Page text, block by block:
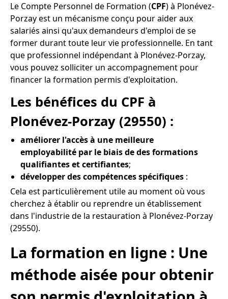
Le Compte Personnel de Formation (CPF) à Plonévez-
Porzay est un mécanisme conçu pour aider aux
salariés ainsi qu'aux demandeurs d'emploi de se
former durant toute leur vie professionnelle. En tant
que professionnel indépendant à Plonévez-Porzay,
vous pouvez solliciter un accompagnement pour
financer la formation permis d'exploitation.
Les bénéfices du CPF à
Plonévez-Porzay (29550) :
améliorer l'accès à une meilleure
employabilité par le biais de des formations
qualifiantes et certifiantes;
développer des compétences spécifiques :
Cela est particulièrement utile au moment où vous
cherchez à établir ou reprendre un établissement
dans l'industrie de la restauration à Plonévez-Porzay
(29550).
La formation en ligne : Une
méthode aisée pour obtenir